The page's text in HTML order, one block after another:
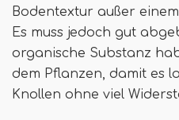
Bodentextur außer
Es muss jedoch gut
organische Substanz
dem Pflanzen, damit es
Knollen ohne viel